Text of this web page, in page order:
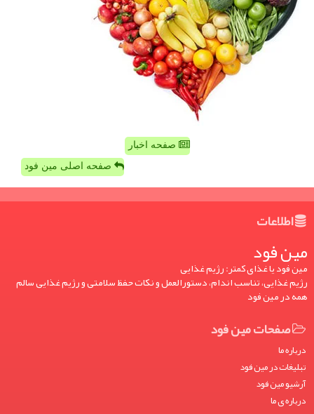
صفحه اخبار
صفحه اصلی مین فود
اطلاعات
مین فود
مین فود یا غذای کمتر: رژیم غذایی
رژیم غذایی، تناسب اندام، دستورالعمل و نکات حفظ سلامتی و رژیم غذایی سالم
همه در مین فود
صفحات مین فود
درباره ما
تبلیغات در مین فود
آرشیو مین فود
درباره ی ما